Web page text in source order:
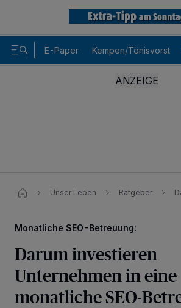
E-Paper Kempen/Tönisvorst
Unser Leben Ratgeber
Monatliche SEO-Betreuung:
Darum investieren
Unternehmen in eine
monatliche SEO-